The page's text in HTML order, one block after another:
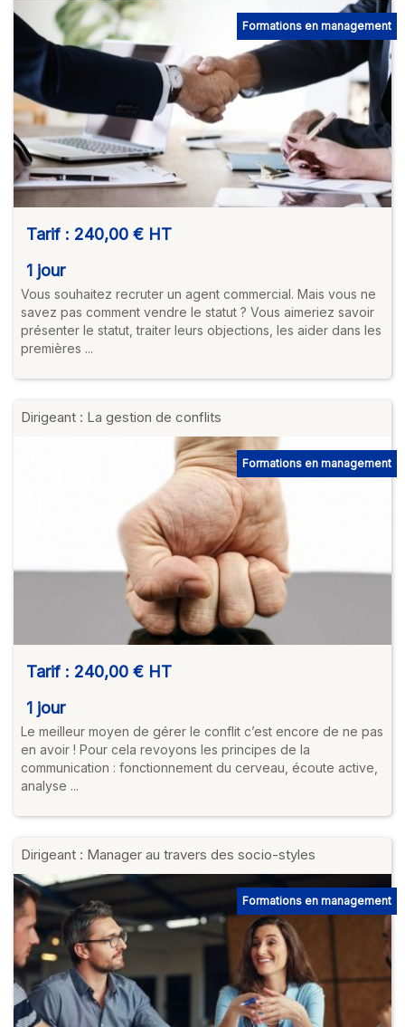
Formations en management
Tarif : 240,00 € HT
1 jour
Vous souhaitez recruter un agent commercial. Mais vous ne
savez pas comment vendre le statut ? Vous aimeriez savoir
présenter le statut, traiter leurs objections, les aider dans les
premières ...
Dirigeant : La gestion de conflits
Formations en management
Tarif : 240,00 € HT
1 jour
Le meilleur moyen de gérer le conflit c’est encore de ne pas
en avoir ! Pour cela revoyons les principes de la
communication : fonctionnement du cerveau, écoute active,
analyse ...
Dirigeant : Manager au travers des socio-styles
Formations en management